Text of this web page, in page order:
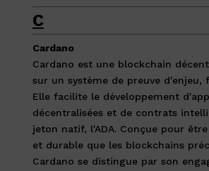
C
Cardano
Cardano est une blockchain
sur un système de preuve d'enjeu,
Elle facilite le développement
décentralisées et de contrats
jeton natif, l'ADA. Conçue pour
et durable que les blockchains
Cardano se distingue par son